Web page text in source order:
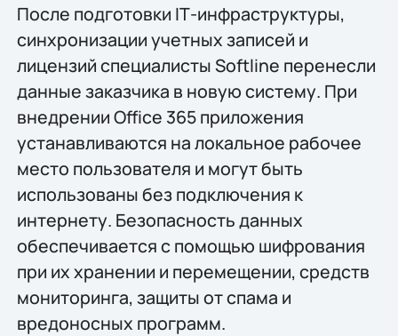
После подготовки IТ-инфраструктуры,
синхронизации учетных записей и
лицензий специалисты Softline перенесли
данные заказчика в новую систему. При
внедрении Office 365 приложения
устанавливаются на локальное рабочее
место пользователя и могут быть
использованы без подключения к
интернету. Безопасность данных
обеспечивается с помощью шифрования
при их хранении и перемещении, средств
мониторинга, защиты от спама и
вредоносных программ.